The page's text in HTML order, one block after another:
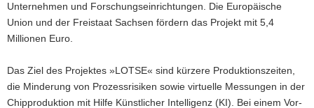
Unternehmen und Forschungseinrichtungen. Die Europäische
Union und der Freistaat Sachsen fördern das Projekt mit 5,4
Millionen Euro.
Das Ziel des Projektes »LOTSE« sind kürzere Produktionszeiten,
die Minderung von Prozessrisiken sowie virtuelle Messungen in der
Chipproduktion mit Hilfe Künstlicher Intelligenz (KI). Bei einem Vor-